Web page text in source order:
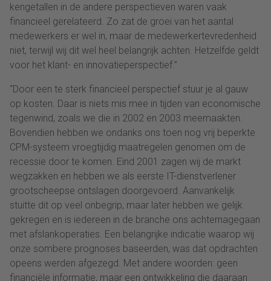
kengetallen in de andere perspectieven waren vaak
financieel gerelateerd. Zo zat de groei van het aantal
medewerkers er wel in, maar de medewerkertevredenheid
niet, terwijl wij dit wel heel belangrijk achten. Hetzelfde geldt
voor het klant- en innovatieperspectief.”
“Door een te sterk financieel perspectief stuur je al gauw
op kosten. Daar is niets mis mee in tijden van economische
tegenwind, zoals we die in 2002 en 2003 meemaakten.
Bovendien hebben we ondanks ons toen nog vrij beperkte
CPM-systeem vroegtijdig maatregelen genomen om de
recessie door te komen. Eind 2001 zagen wij de markt
wegzakken en hebben we als eerste IT-dienstverlener
grootscheepse ontslagen doorgevoerd. Aanvankelijk
stuitte dit op veel onbegrip, maar later hebben we gelijk
gekregen en is iedereen in de branche ons achternagegaan
met afslankoperaties. Een belangrijke indicatie waarop wij
onze sombere prognoses baseerden, was dat opdrachten
opeens werden afgezegd. Met andere woorden: geen
financiële informatie, maar een ontwikkeling die daaraan